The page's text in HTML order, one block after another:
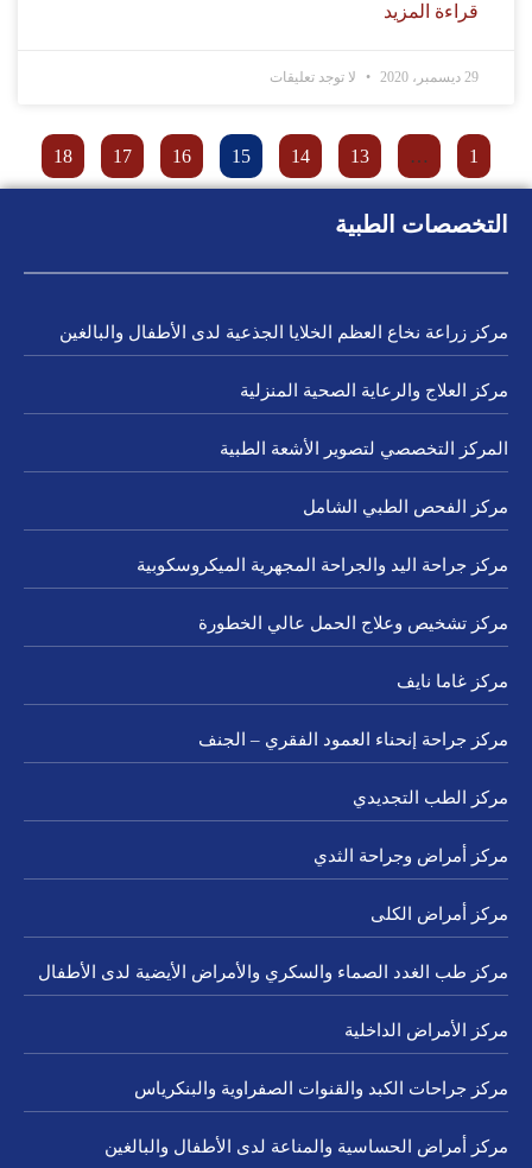
قراءة المزيد
29 ديسمبر، 2020 لا توجد تعليقات
1
…
13
14
15
16
17
18
التخصصات الطبية
مركز زراعة نخاع العظم الخلايا الجذعية لدى الأطفال والبالغين
مركز العلاج والرعاية الصحية المنزلية
المركز التخصصي لتصوير الأشعة الطبية
مركز الفحص الطبي الشامل
مركز جراحة اليد والجراحة المجهرية الميكروسكوبية
مركز تشخيص وعلاج الحمل عالي الخطورة
مركز غاما نايف
مركز جراحة إنحناء العمود الفقري – الجنف
مركز الطب التجديدي
مركز أمراض وجراحة الثدي
مركز أمراض الكلى
مركز طب الغدد الصماء والسكري والأمراض الأيضية لدى الأطفال
مركز الأمراض الداخلية
مركز جراحات الكبد والقنوات الصفراوية والبنكرياس
مركز أمراض الحساسية والمناعة لدى الأطفال والبالغين